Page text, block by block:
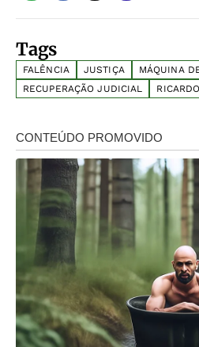
Tags
FALÊNCIA JUSTIÇA
MÁQUINA
RECUPERAÇÃO JUDICIAL